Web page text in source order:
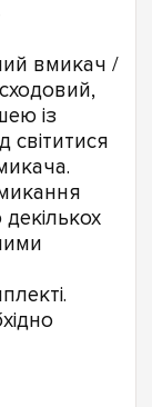
вмикач /
із
світитися